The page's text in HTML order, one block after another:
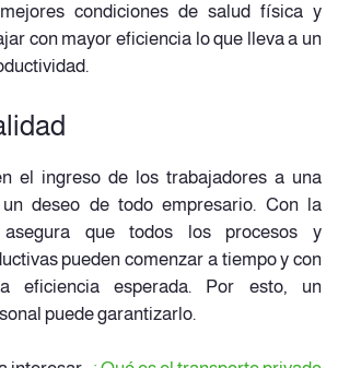
condiciones de salud física y
con mayor eficiencia lo que lleva a un
el ingreso de los trabajadores a una
deseo de todo empresario. Con la
asegura que todos los procesos y
pueden comenzar a tiempo y con
eficiencia esperada. Por esto, un
puede garantizarlo.